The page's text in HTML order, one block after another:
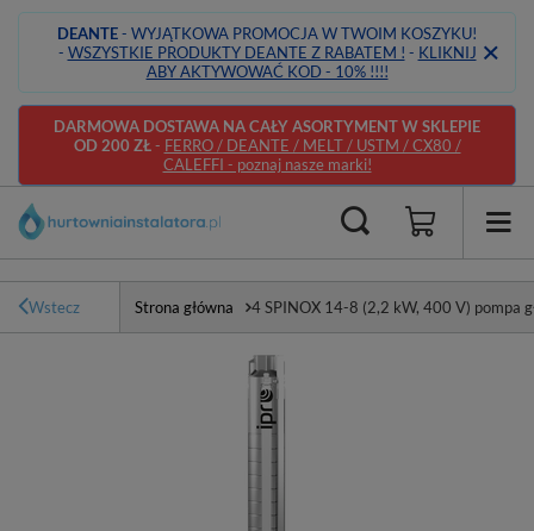
DEANTE- WYJĄTKOWA PROMOCJA W TWOIM KOSZYKU!
- WSZYSTKIE PRODUKTY DEANTE Z RABATEM ! - KLIKNIJ
ABY AKTYWOWAĆ KOD - 10% !!!!
DARMOWA DOSTAWA NA CAŁY ASORTYMENT W SKLEPIE
OD 200 ZŁ- FERRO / DEANTE / MELT / USTM / CX80 /
CALEFFI - poznaj nasze marki!
Wstecz Strona główna 4 SPINOX 14-8 (2,2 kW, 400 V) pompa